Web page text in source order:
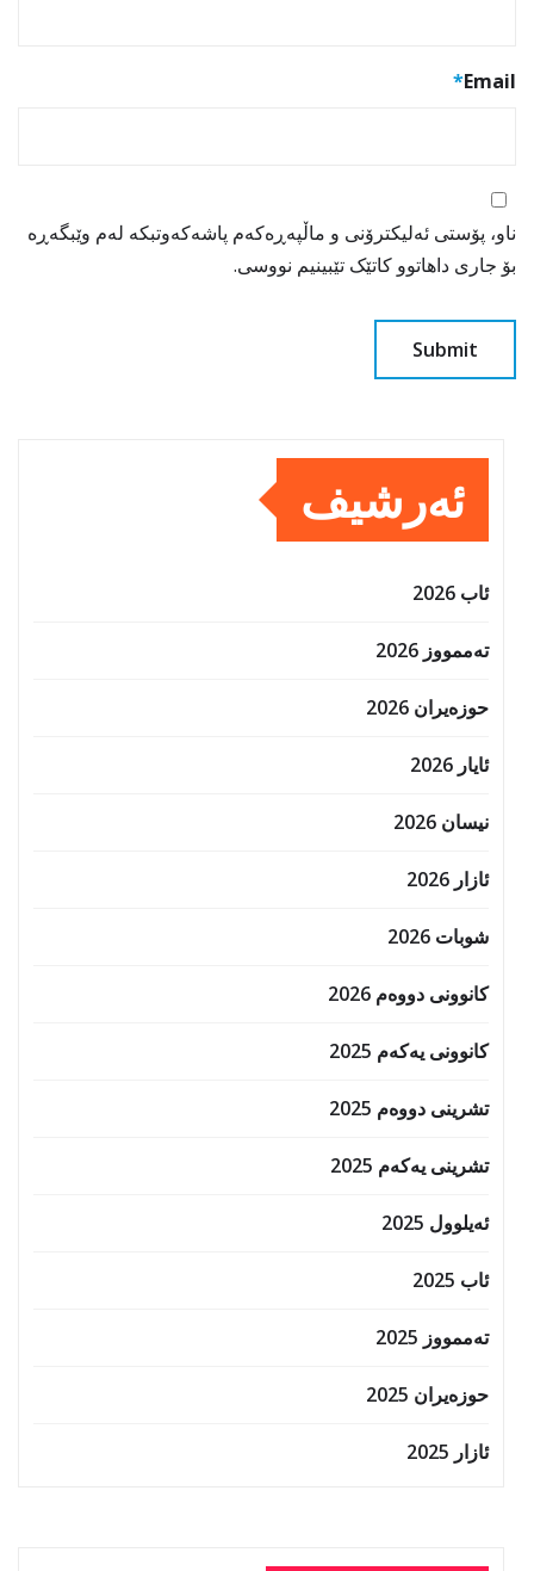
Email
*
ناو، پۆستی ئەلیکترۆنی و ماڵپەڕەکەم پاشەکەوتبکە لەم وێبگەڕە
بۆ جاری داهاتوو کاتێک تێبینیم نووسی.
ئەرشیف
ئاب 2026
تەممووز 2026
حوزه‌یران 2026
ئایار 2026
نیسان 2026
ئازار 2026
شوبات 2026
کانوونی دووەم 2026
کانوونی یەکەم 2025
تشرینی دووەم 2025
تشرینی یەکەم 2025
ئەیلوول 2025
ئاب 2025
تەممووز 2025
حوزه‌یران 2025
ئازار 2025